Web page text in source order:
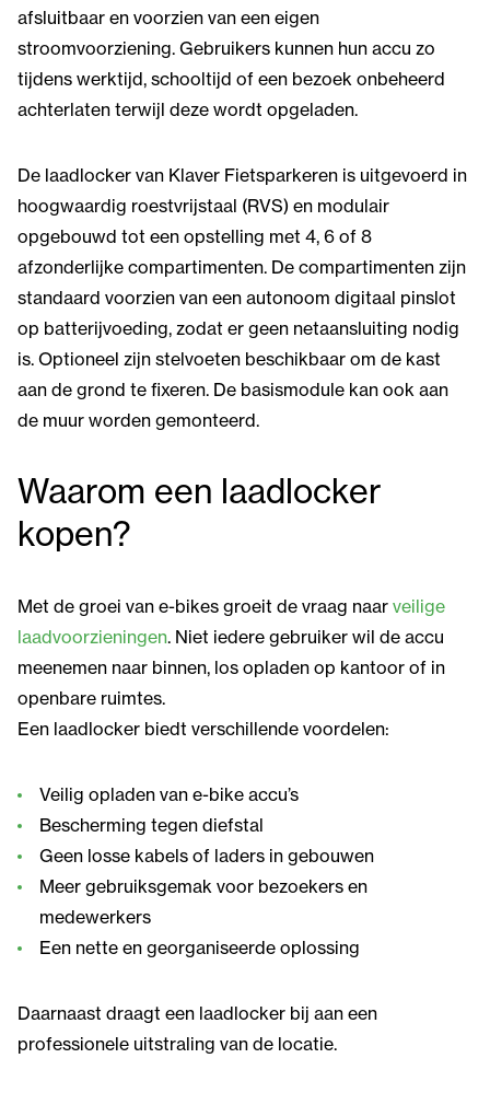
afsluitbaar en voorzien van een eigen
stroomvoorziening. Gebruikers kunnen hun accu zo
tijdens werktijd, schooltijd of een bezoek onbeheerd
achterlaten terwijl deze wordt opgeladen.
De laadlocker van Klaver Fietsparkeren is uitgevoerd in
hoogwaardig roestvrijstaal (RVS) en modulair
opgebouwd tot een opstelling met 4, 6 of 8
afzonderlijke compartimenten. De compartimenten zijn
standaard voorzien van een autonoom digitaal pinslot
op batterijvoeding, zodat er geen netaansluiting nodig
is. Optioneel zijn stelvoeten beschikbaar om de kast
aan de grond te fixeren. De basismodule kan ook aan
de muur worden gemonteerd.
Waarom een laadlocker
kopen?
Met de groei van e-bikes groeit de vraag naar veilige
laadvoorzieningen. Niet iedere gebruiker wil de accu
meenemen naar binnen, los opladen op kantoor of in
openbare ruimtes.
Een laadlocker biedt verschillende voordelen:
Veilig opladen van e-bike accu’s
Bescherming tegen diefstal
Geen losse kabels of laders in gebouwen
Meer gebruiksgemak voor bezoekers en
medewerkers
Een nette en georganiseerde oplossing
Daarnaast draagt een laadlocker bij aan een
professionele uitstraling van de locatie.